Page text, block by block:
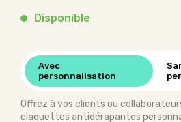
Disponible
Avec
personnalisation
Offrez à vos clients ou
claquettes antidérapantes